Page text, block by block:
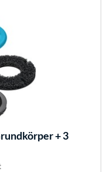
+ 3